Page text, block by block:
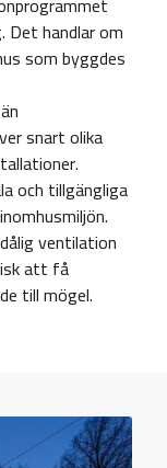
handlar om
som byggdes
snart olika
och tillgängliga
ventilation
att få
till mögel.